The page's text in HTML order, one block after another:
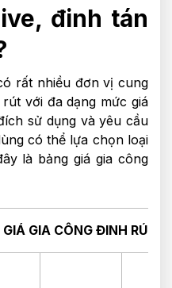
đinh tán
rất nhiều đơn vị cung
với đa dạng mức giá
sử dụng và yêu cầu
có thể lựa chọn loại
là bảng giá gia công
GIÁ GIA CÔNG ĐINH RÚT